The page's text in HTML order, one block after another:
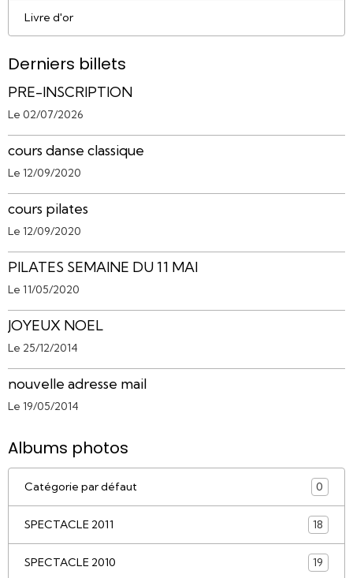
Livre d'or
Derniers billets
PRE-INSCRIPTION
Le 02/07/2026
cours danse classique
Le 12/09/2020
cours pilates
Le 12/09/2020
PILATES SEMAINE DU 11 MAI
Le 11/05/2020
JOYEUX NOEL
Le 25/12/2014
nouvelle adresse mail
Le 19/05/2014
Albums photos
Catégorie par défaut 0
SPECTACLE 2011 18
SPECTACLE 2010 19